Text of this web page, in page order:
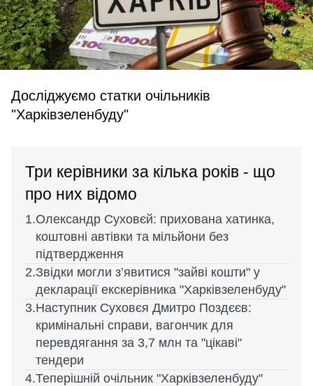
Досліджуємо статки очільників
"Харківзеленбуду"
Три керівники за кілька років - що
про них відомо
Олександр Суховєй: прихована хатинка,
коштовні автівки та мільйони без
підтвердження
Звідки могли з’явитися "зайві кошти" у
декларації екскерівника "Харківзеленбуду"
Наступник Суховєя Дмитро Поздєєв:
кримінальні справи, вагончик для
перевдягання за 3,7 млн та "цікаві"
тендери
Теперішній очільник "Харківзеленбуду"